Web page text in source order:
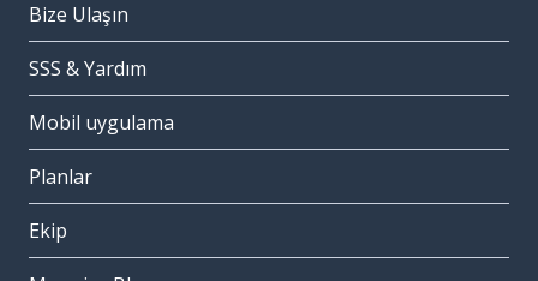
Bize Ulaşın
SSS & Yardım
Mobil uygulama
Planlar
Ekip